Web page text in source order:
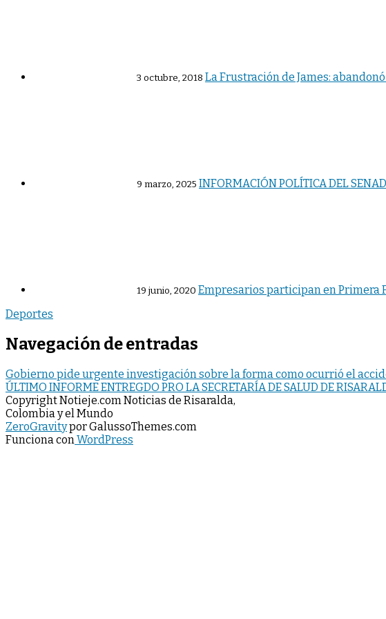
3 octubre, 2018 La Frustración de James:
9 marzo, 2025 INFORMACIÓN POLÍTICA DEL
19 junio, 2020 Empresarios participan en Primera
Deportes
Navegación de entradas
Gobierno pide urgente investigación sobre la forma como ocurrió el
ÚLTIMO INFORME ENTREGDO PRO LA SECRETARÍA DE SALUD DE
Copyright Notieje.com Noticias de Risaralda,
Colombia y el Mundo
ZeroGravitypor GalussoThemes.com
Funciona conWordPress